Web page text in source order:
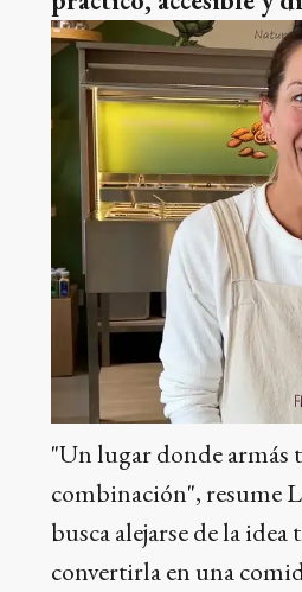
"Un lugar donde armás
combinación", resume
busca alejarse de la
convertirla en una